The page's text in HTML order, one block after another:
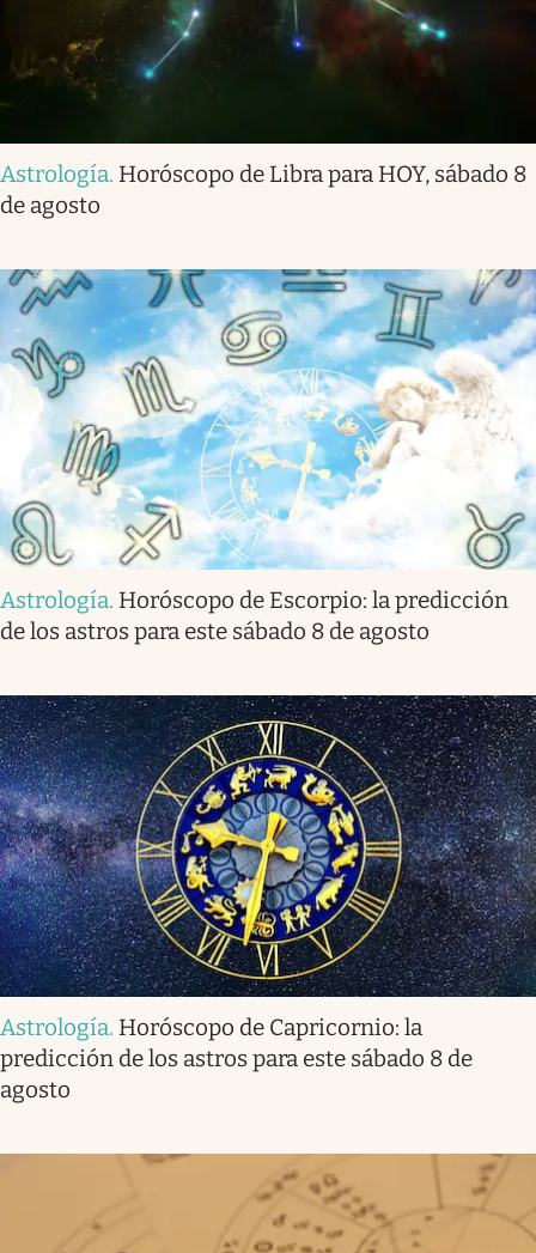
Astrología. Horóscopo de Libra para HOY, sábado 8
de agosto
Astrología. Horóscopo de Escorpio: la predicción
de los astros para este sábado 8 de agosto
Astrología. Horóscopo de Capricornio: la
predicción de los astros para este sábado 8 de
agosto